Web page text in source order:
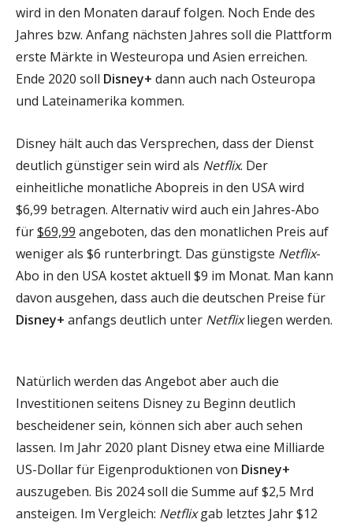
wird in den Monaten darauf folgen. Noch Ende des
Jahres bzw. Anfang nächsten Jahres soll die Plattform
erste Märkte in Westeuropa und Asien erreichen.
Ende 2020 soll Disney+ dann auch nach Osteuropa
und Lateinamerika kommen.
Disney hält auch das Versprechen, dass der Dienst
deutlich günstiger sein wird als Netflix. Der
einheitliche monatliche Abopreis in den USA wird
$6,99 betragen. Alternativ wird auch ein Jahres-Abo
für$69,99 angeboten, das den monatlichen Preis auf
weniger als $6 runterbringt. Das günstigste Netflix-
Abo in den USA kostet aktuell $9 im Monat. Man kann
davon ausgehen, dass auch die deutschen Preise für
Disney+ anfangs deutlich unter Netflixliegen werden.
Natürlich werden das Angebot aber auch die
Investitionen seitens Disney zu Beginn deutlich
bescheidener sein, können sich aber auch sehen
lassen. Im Jahr 2020 plant Disney etwa eine Milliarde
US-Dollar für Eigenproduktionen von Disney+
auszugeben. Bis 2024 soll die Summe auf $2,5 Mrd
ansteigen. Im Vergleich: Netflixgab letztes Jahr $12